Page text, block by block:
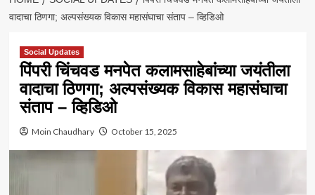
वादाचा ठिणगा; अल्पसंख्यक विकास महासंघाचा संताप – व्हिडिओ
Social Updates
पिंपरी चिंचवड मनपेत कलामसाहेबांच्या जयंतीला
वादाचा ठिणगा; अल्पसंख्यक विकास महासंघाचा
संताप – व्हिडिओ
Moin Chaudhary October 15, 2025